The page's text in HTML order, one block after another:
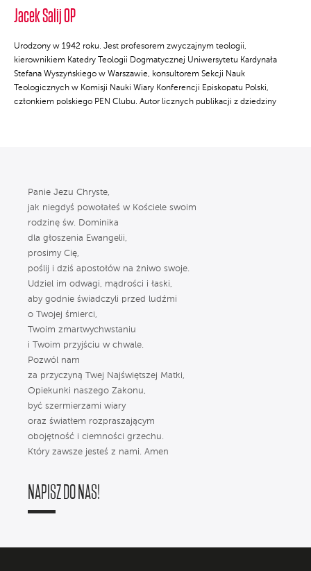
Jacek Salij OP
Urodzony w 1942 roku. Jest profesorem zwyczajnym teologii,
kierownikiem Katedry Teologii Dogmatycznej Uniwersytetu Kardynała
Stefana Wyszyńskiego w Warszawie, konsultorem Sekcji Nauk
Teologicznych w Komisji Nauki Wiary Konferencji Episkopatu Polski,
członkiem polskiego PEN Clubu. Autor licznych publikacji z dziedziny
Panie Jezu Chryste,
jak niegdyś powołałeś w Kościele swoim
rodzinę św. Dominika
dla głoszenia Ewangelii,
prosimy Cię,
poślij i dziś apostołów na żniwo swoje.
Udziel im odwagi, mądrości i łaski,
aby godnie świadczyli przed ludźmi
o Twojej śmierci,
Twoim zmartwychwstaniu
i Twoim przyjściu w chwale.
Pozwól nam
za przyczyną Twej Najświętszej Matki,
Opiekunki naszego Zakonu,
być szermierzami wiary
oraz światłem rozpraszającym
obojętność i ciemności grzechu.
Który zawsze jesteś z nami. Amen
NAPISZ DO NAS!